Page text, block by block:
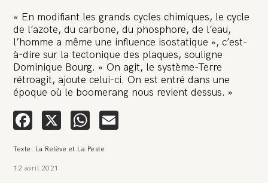
« En modifiant les grands cycles chimiques, le cycle
de l’azote, du carbone, du phosphore, de l’eau,
l’homme a même une influence isostatique », c’est-
à-dire sur la tectonique des plaques, souligne
Dominique Bourg. « On agit, le système-Terre
rétroagit, ajoute celui-ci. On est entré dans une
époque où le boomerang nous revient dessus. »
Facebook
X WhatsApp
Texte: La Relève et La Peste
12 avril 2021
🚨 L’heure est grave. Une
multinationale tente d’anéantir La
Relève et La Peste 🤯
🔥 Le groupe Pierre Fabre, qui pèse 3,2 milliards d’euros, nous
attaque en justice. Vous savez comment cela s’appelle ?
Une procédure bâillon. Notre tort ? Avoir voulu protéger
veut nous faire taire. Cette procédure bâillon vise à nous affaiblir et,
aujourd’hui une grande campagne de soutien avec un premier